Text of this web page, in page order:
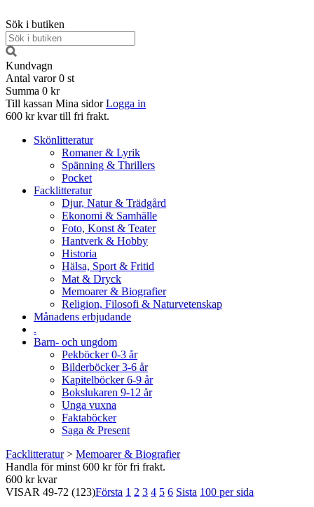
Sök i butiken
Kundvagn
Antal varor 0 st
Summa 0 kr
Till kassan Mina sidor Logga in
600 kr kvar till fri frakt.
Skönlitteratur
Romaner & Lyrik
Spänning & Thrillers
Pocket
Facklitteratur
Djur, Natur & Trädgård
Ekonomi & Samhälle
Foto, Konst & Teater
Hantverk & Hobby
Historia
Hälsa, Sport & Fritid
Mat & Dryck
Memoarer & Biografier
Religion, Filosofi & Naturvetenskap
Månadens erbjudande
.
Barn- och ungdom
Pekböcker 0-3 år
Bilderböcker 3-6 år
Kapitelböcker 6-9 år
Bokslukaren 9-12 år
Unga vuxna
Faktaböcker
Saga & Present
Facklitteratur> Memoarer & Biografier
Handla för minst 600 kr för fri frakt.
600 kr kvar
VISAR 49-72 (123)Första 1 2 3 4 5 6 Sista 100 per sida